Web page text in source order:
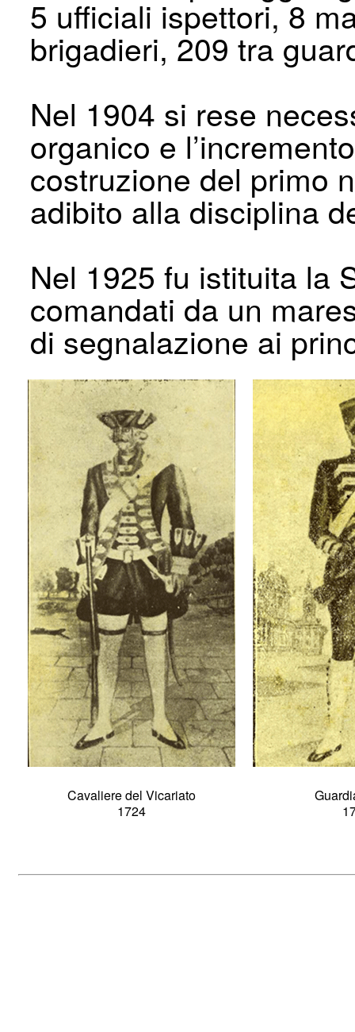
5 ufficiali ispettori, 8
brigadieri, 209 tra
Nel 1904 si rese
organico e
costruzione del primo
adibito alla disciplina
Nel 1925 fu istituita la
comandati da un
di segnalazione ai
Cavaliere del Vicariato
1724